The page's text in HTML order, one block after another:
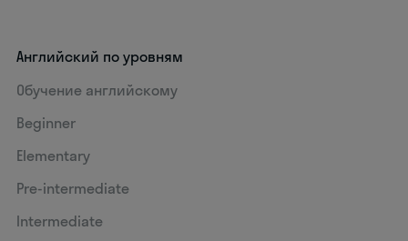
Английский по уровням
Обучение английскому
Beginner
Elementary
Pre-intermediate
Intermediate